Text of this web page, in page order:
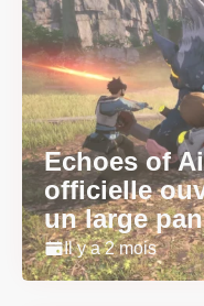
Echoes of
officielle
un large
Il y a 2 mois